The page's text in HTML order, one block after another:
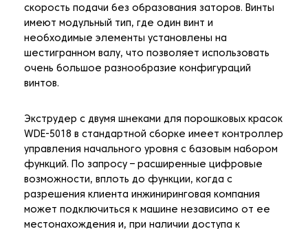
скорость подачи без образования заторов. Винты
имеют модульный тип, где один винт и
необходимые элементы установлены на
шестигранном валу, что позволяет использовать
очень большое разнообразие конфигураций
винтов.
Экструдер с двумя шнеками для порошковых красок
WDE-5018 в стандартной сборке имеет контроллер
управления начального уровня с базовым набором
функций. По запросу – расширенные цифровые
возможности, вплоть до функции, когда с
разрешения клиента инжиниринговая компания
может подключиться к машине независимо от ее
местонахождения и, при наличии доступа к